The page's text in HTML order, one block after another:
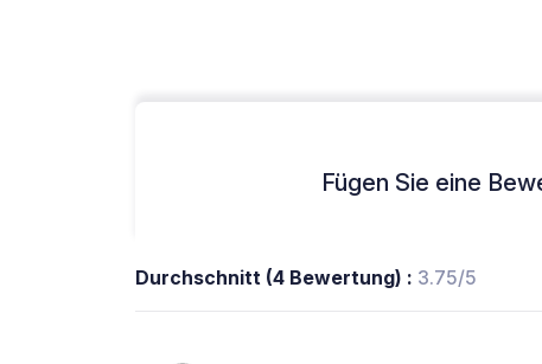
Fügen Sie eine
Durchschnitt (4 Bewertung) : 3.75/5